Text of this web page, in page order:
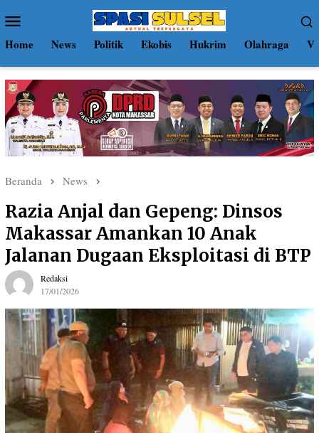
ke
kontenMobile
Home News Politik Ekobis Hukrim Olahraga
Beranda News
Razia Anjal dan Gepeng: Dinsos
Makassar Amankan 10 Anak
Jalanan Dugaan Eksploitasi di BTP
Redaksi
17/01/2026